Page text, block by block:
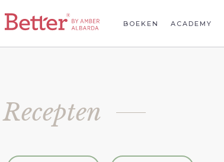
BOEKEN ACADEMY
Recepten